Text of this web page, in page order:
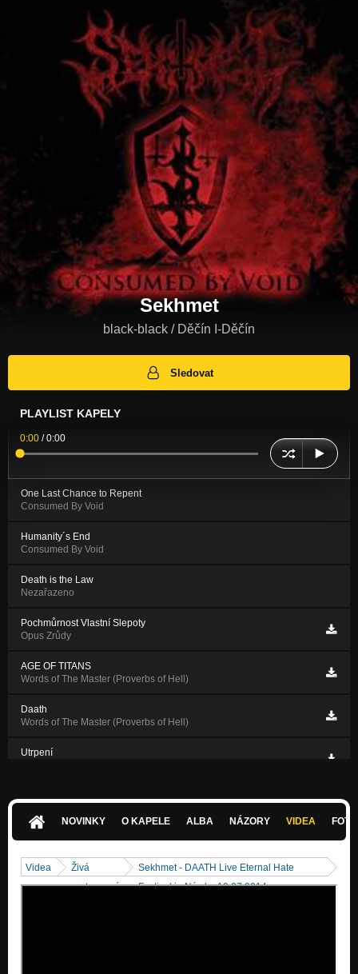
Sekhmet
black-black / Děčín I-Děčín
Sledovat
PLAYLIST KAPELY
0:00 /0:00
One Last Chance to Repent
Consumed By Void
Humanity´s End
Consumed By Void
Death is the Law
Nezařazeno
Pochmůrnost Vlastní Slepoty
Opus Zrůdy
AGE OF TITANS
Words of The Master (Proverbs of Hell)
Daath
Words of The Master (Proverbs of Hell)
Utrpení
NOVINKY O KAPELE ALBA NÁZORY VIDEA
Videa
Živá
vystoupení
Sekhmet - DAATH Live Eternal Hate
Festival in Nýrsko 19.07.2014